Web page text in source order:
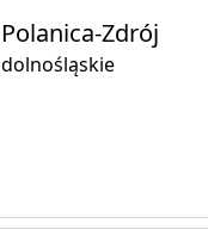
Polanica-Zdrój
dolnośląskie